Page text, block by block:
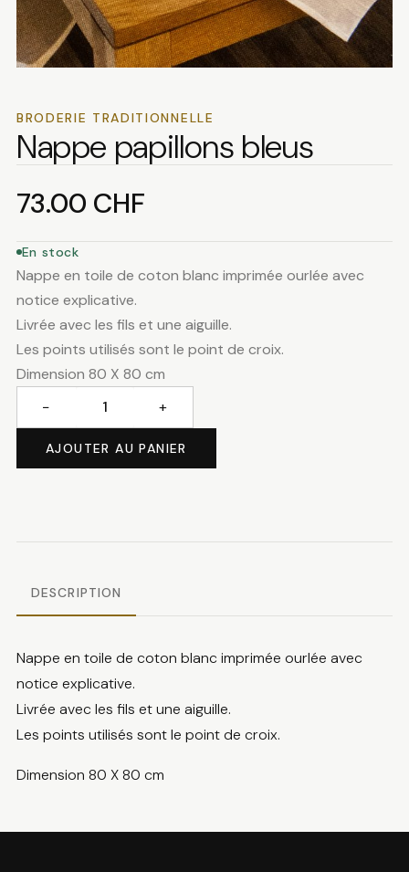
BRODERIE TRADITIONNELLE
Nappe papillons bleus
73.00 CHF
En stock
Nappe en toile de coton blanc imprimée ourlée avec
notice explicative.
Livrée avec les fils et une aiguille.
Les points utilisés sont le point de croix.
Dimension 80 X 80 cm
Nappe
− +
AJOUTER AU PANIER
DESCRIPTION
Nappe en toile de coton blanc imprimée ourlée avec
notice explicative.
Livrée avec les fils et une aiguille.
Les points utilisés sont le point de croix.
Dimension 80 X 80 cm